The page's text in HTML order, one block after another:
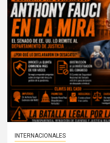
INTERNACIONALES